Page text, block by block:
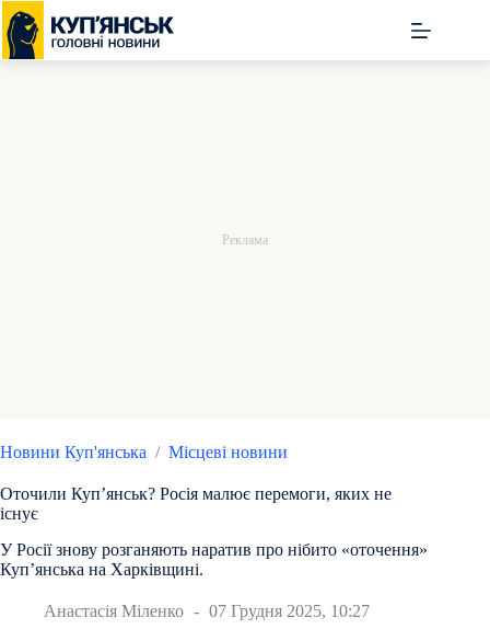
Перейти
до
вмісту
Новини Куп'янська / Місцеві новини
Оточили Купʼянськ? Росія малює перемоги, яких не
існує
У Росії знову розганяють наратив про нібито «оточення»
Куп’янська на Харківщині.
Анастасія Міленко 07 Грудня 2025, 10:27